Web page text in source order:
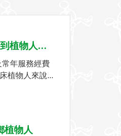
植物人...
年服務經費
植物人來說...
植物人